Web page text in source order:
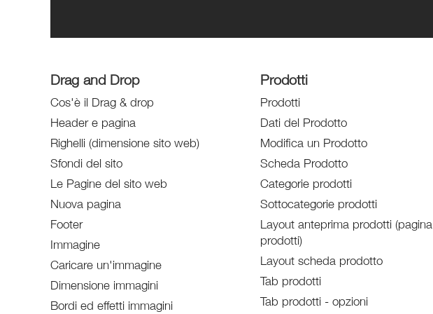
Drag and Drop
Cos'è il Drag & drop
Header e pagina
Righelli (dimensione sito web)
Sfondi del sito
Le Pagine del sito web
Nuova pagina
Footer
Immagine
Caricare un'immagine
Dimensione immagini
Bordi ed effetti immagini
Prodotti
Prodotti
Dati del Prodotto
Modifica un Prodotto
Scheda Prodotto
Categorie prodotti
Sottocategorie prodotti
Layout anteprima prodotti (pagina
prodotti)
Layout scheda prodotto
Tab prodotti
Tab prodotti - opzioni